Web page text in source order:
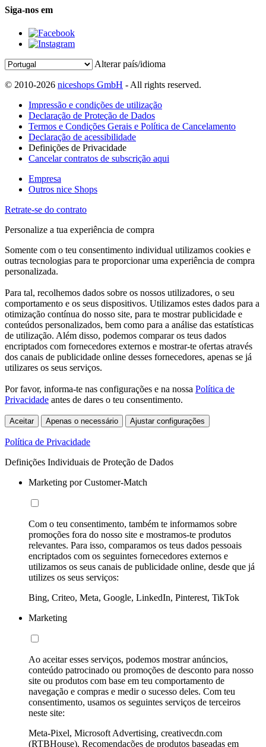
Siga-nos em
Alterar país/idioma
© 2010-2026 niceshops GmbH - All rights reserved.
Impressão e condições de utilização
Declaração de Proteção de Dados
Termos e Condições Gerais e Política de Cancelamento
Declaração de acessibilidade
Definições de Privacidade
Cancelar contratos de subscrição aqui
Empresa
Outros nice Shops
Retrate-se do contrato
Personalize a tua experiência de compra
Somente com o teu consentimento individual utilizamos cookies e
outras tecnologias para te proporcionar uma experiência de compra
personalizada.
Para tal, recolhemos dados sobre os nossos utilizadores, o seu
comportamento e os seus dispositivos. Utilizamos estes dados para a
otimização contínua do nosso site, para te mostrar publicidade e
conteúdos personalizados, bem como para a análise das estatísticas
de utilização. Além disso, podemos comparar os teus dados
encriptados com fornecedores externos e mostrar-te ofertas através
dos canais de publicidade online desses fornecedores, apenas se já
utilizares os seus serviços.
Por favor, informa-te nas configurações e na nossa Política de
Privacidade antes de dares o teu consentimento.
Aceitar Apenas o necessário Ajustar configurações
Política de Privacidade
Definições Individuais de Proteção de Dados
Marketing por Customer-Match
Com o teu consentimento, também te informamos sobre
promoções fora do nosso site e mostramos-te produtos
relevantes. Para isso, comparamos os teus dados pessoais
encriptados com os seguintes fornecedores externos e
utilizamos os seus canais de publicidade online, desde que já
utilizes os seus serviços:
Bing, Criteo, Meta, Google, LinkedIn, Pinterest, TikTok
Marketing
Ao aceitar esses serviços, podemos mostrar anúncios,
conteúdo patrocinado ou promoções de desconto para nosso
site ou produtos com base em teu comportamento de
navegação e compras e medir o sucesso deles. Com teu
consentimento, usamos os seguintes serviços de terceiros
neste site:
Meta-Pixel, Microsoft Advertising, creativecdn.com
(RTBHouse), Recomendações de produtos baseadas em